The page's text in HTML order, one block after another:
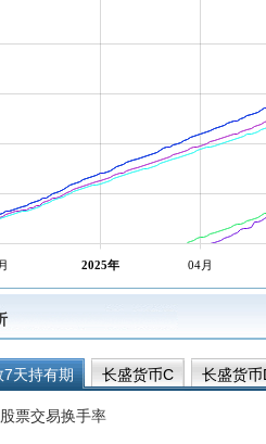
2025年 04月
7天持有期 长盛货币C
长盛货币
股票交易换手率